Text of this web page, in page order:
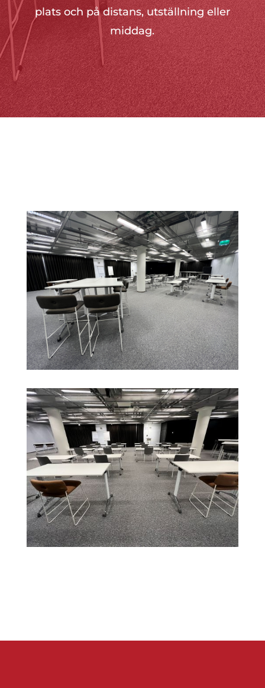
plats och på distans, utställning eller
middag.